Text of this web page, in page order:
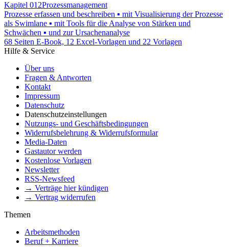
Kapitel 012Prozessmanagement
Prozesse erfassen und beschreiben ▪ mit Visualisierung der Prozesse
als Swimlane ▪ mit Tools für die Analyse von Stärken und
Schwächen ▪ und zur Ursachenanalyse
68 Seiten E-Book, 12 Excel-Vorlagen und 22 Vorlagen
Hilfe & Service
Über uns
Fragen & Antworten
Kontakt
Impressum
Datenschutz
Datenschutzeinstellungen
Nutzungs- und Geschäftsbedingungen
Widerrufsbelehrung & Widerrufsformular
Media-Daten
Gastautor werden
Kostenlose Vorlagen
Newsletter
RSS-Newsfeed
→ Verträge hier kündigen
→ Vertrag widerrufen
Themen
Arbeitsmethoden
Beruf + Karriere